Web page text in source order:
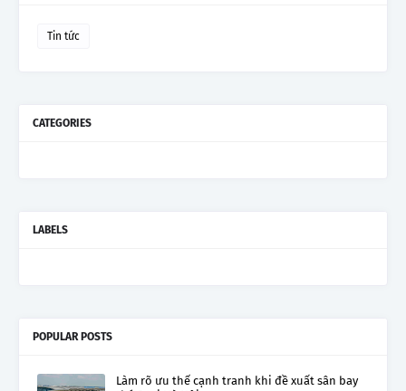
Tin tức
CATEGORIES
LABELS
POPULAR POSTS
Làm rõ ưu thế cạnh tranh khi đề xuất sân bay